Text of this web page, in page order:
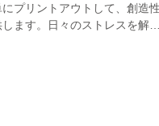
プリントアウトして、創造性
ます。日々のストレスを解放